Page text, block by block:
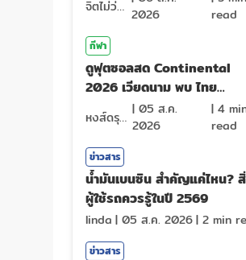
จิตไม่ว่าง 2026
read
กีฬา
ดูฟุตซอลสด Continental
2026 เวียดนาม พบ ไทย
ถ่ายทอดสดกีฬา
หงส์ดรุณ | 05 ส.ค.
2026
| 4
read
ข่าวสาร
น้ำมันเบนซิน สำคัญแค่ไหน?
ผู้ใช้รถควรรู้ในปี 2569
linda | 05 ส.ค. 2026| 2 min
ข่าวสาร